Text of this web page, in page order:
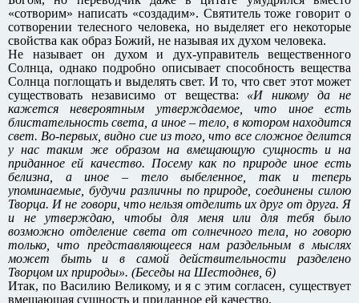
«сотворим» написать «создадим». Святитель тоже говорит о
сотворении телесного человека, но выделяет его некоторые
свойства как образ Божий, не называя их духом человека.
Не называет он духом и дух-управитель вещественного
Солнца, однако подробно описывает способность вещества
Солнца поглощать и выделять свет. И то, что свет этот может
существовать независимо от вещества: «И никому да не
кажется невероятным утверждаемое, что иное есть
блистательность света, а иное – тело, в котором находится
свет. Во-первых, видно сие из того, что все сложное делится
у нас таким же образом на вмещающую сущность и на
приданное ей качество. Посему как по природе иное есть
белизна, а иное – тело выбеленное, так и теперь
упоминаемые, будучи различны по природе, соединены силою
Творца. И не говори, что нельзя отделить их друг от друга. Я
и не утверждаю, чтобы для меня или для тебя было
возможно отделение света от солнечного тела, но говорю
только, что представляющееся нам раздельным в мыслях
может быть и в самой действительности разделено
Творцом их природы». (Беседы на Шестоднев, 6)
Итак, по Василию Великому, и я с этим согласен, существует
вмещающая сущность и приданное ей качество.